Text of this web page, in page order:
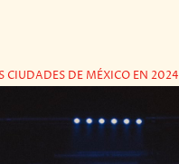
CIUDADES DE MÉXICO EN 2024